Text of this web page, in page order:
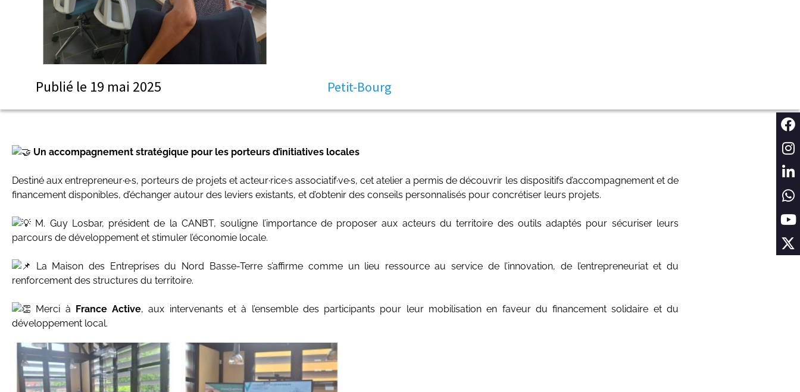
Publié le 19 mai 2025 Petit-Bourg
Un accompagnement stratégique pour les porteurs d’initiatives locales
Destiné aux entrepreneur·e·s, porteurs de projets et acteur·rice·s associatif·ve·s, cet atelier a permis de découvrir les dispositifs d’accompagnement et de
financement disponibles, d’échanger autour des leviers existants, et d’obtenir des conseils personnalisés pour concrétiser leurs projets.
M. Guy Losbar, président de la CANBT, souligne l’importance de proposer aux acteurs du territoire des outils adaptés pour sécuriser leurs
parcours de développement et stimuler l’économie locale.
La Maison des Entreprises du Nord Basse-Terre s’affirme comme un lieu ressource au service de l’innovation, de l’entrepreneuriat et du
renforcement des structures du territoire.
Merci à France Active, aux intervenants et à l’ensemble des participants pour leur mobilisation en faveur du financement solidaire et du
développement local.